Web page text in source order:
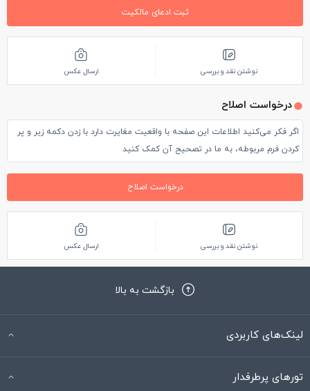
ثبت ادعای مالکیت
نوشتن نقد و بررسی ارسال عکس
درخواست اصلاح
اگر فکر می‌کنید اطلاعات این صفحه با واقعیت مغایرت دارد با زدن دکمه زیر و پر
کردن فرم مربوطه، به ما در تصحیح آن کمک کنید
درخواست اصلاح
نوشتن نقد و بررسی ارسال عکس
بازگشت به بالا
لینک‌های کاربردی
تورهای پرطرفدار